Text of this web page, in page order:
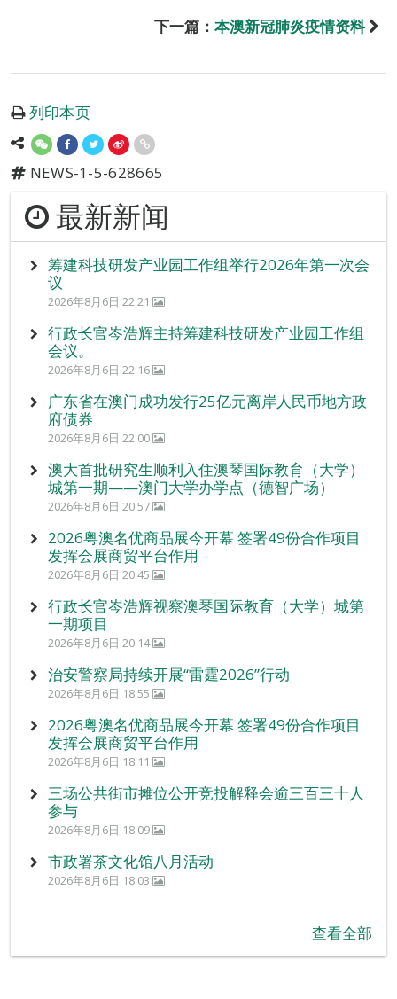
下一篇： 本澳新冠肺炎疫情资料
列印本页
NEWS-1-5-628665
最新新闻
筹建科技研发产业园工作组举行2026年第一次会
议
2026年8月6日 22:21
行政长官岑浩辉主持筹建科技研发产业园工作组
会议。
2026年8月6日 22:16
广东省在澳门成功发行25亿元离岸人民币地方政
府债券
2026年8月6日 22:00
澳大首批研究生顺利入住澳琴国际教育（大学）
城第一期——澳门大学办学点（德智广场）
2026年8月6日 20:57
2026粤澳名优商品展今开幕 签署49份合作项目
发挥会展商贸平台作用
2026年8月6日 20:45
行政长官岑浩辉视察澳琴国际教育（大学）城第
一期项目
2026年8月6日 20:14
治安警察局持续开展“雷霆2026”行动
2026年8月6日 18:55
2026粤澳名优商品展今开幕 签署49份合作项目
发挥会展商贸平台作用
2026年8月6日 18:11
三场公共街市摊位公开竞投解释会逾三百三十人
参与
2026年8月6日 18:09
市政署茶文化馆八月活动
2026年8月6日 18:03
查看全部